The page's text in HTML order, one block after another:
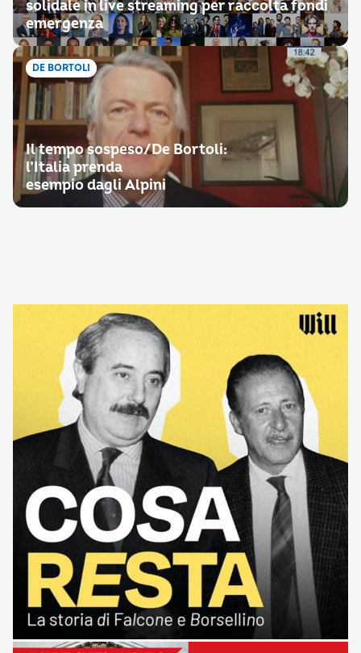
solidale in live streaming per raccolta fondi
emergenza
DE BORTOLI
Il tempo sospeso/De Bortoli:
l’Italia prenda
esempio dagli Alpini